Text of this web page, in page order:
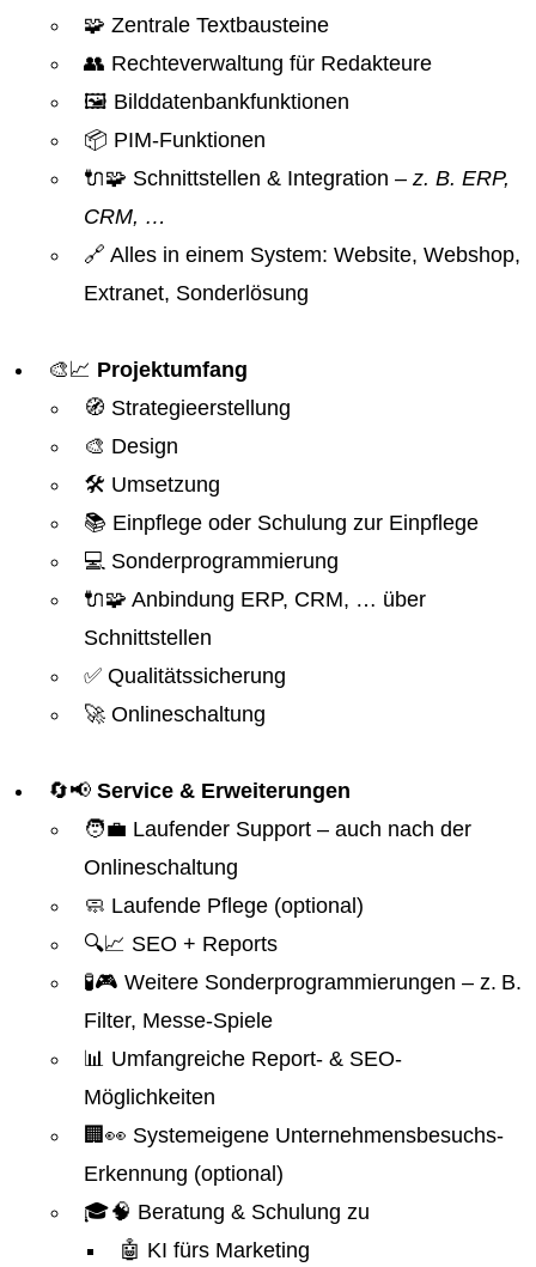
🧩 Zentrale Textbausteine
👥 Rechteverwaltung für Redakteure
🖼️ Bilddatenbankfunktionen
📦 PIM-Funktionen
🔌🧩 Schnittstellen & Integration – z. B. ERP,
CRM, …
🔗 Alles in einem System: Website, Webshop,
Extranet, Sonderlösung
🎨📈 Projektumfang
🧭 Strategieerstellung
🎨 Design
🛠️ Umsetzung
📚 Einpflege oder Schulung zur Einpflege
💻 Sonderprogrammierung
🔌🧩 Anbindung ERP, CRM, … über
Schnittstellen
✅ Qualitätssicherung
🚀 Onlineschaltung
🔄📢 Service & Erweiterungen
🧑‍💼 Laufender Support – auch nach der
Onlineschaltung
🧼 Laufende Pflege (optional)
🔍📈 SEO + Reports
🧪🎮 Weitere Sonderprogrammierungen – z. B.
Filter, Messe-Spiele
📊 Umfangreiche Report- & SEO-
Möglichkeiten
🏢👀 Systemeigene Unternehmensbesuchs-
Erkennung (optional)
🎓🧠 Beratung & Schulung zu
🤖 KI fürs Marketing